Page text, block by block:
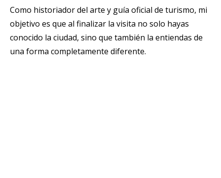
Como historiador del arte y guía oficial de turismo, mi
objetivo es que al finalizar la visita no solo hayas
conocido la ciudad, sino que también la entiendas de
una forma completamente diferente.